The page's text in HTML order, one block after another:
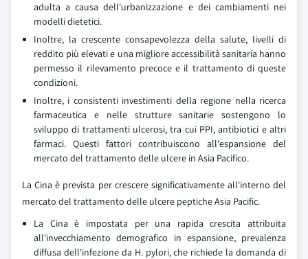
adulta a causa dell'urbanizzazione e dei cambiamenti nei
modelli dietetici.
Inoltre, la crescente consapevolezza della salute, livelli di
reddito più elevati e una migliore accessibilità sanitaria hanno
permesso il rilevamento precoce e il trattamento di queste
condizioni.
Inoltre, i consistenti investimenti della regione nella ricerca
farmaceutica e nelle strutture sanitarie sostengono lo
sviluppo di trattamenti ulcerosi, tra cui PPI, antibiotici e altri
farmaci. Questi fattori contribuiscono all'espansione del
mercato del trattamento delle ulcere in Asia Pacifico.
La Cina è prevista per crescere significativamente all'interno del
mercato del trattamento delle ulcere peptiche Asia Pacific.
La Cina è impostata per una rapida crescita attribuita
all'invecchiamento demografico in espansione, prevalenza
diffusa dell'infezione da H. pylori, che richiede la domanda di